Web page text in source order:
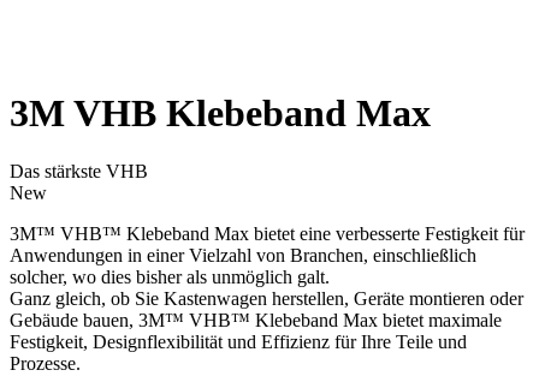
3M VHB Klebeband Max
Das stärkste VHB
New
3M™ VHB™ Klebeband Max bietet eine verbesserte Festigkeit für
Anwendungen in einer Vielzahl von Branchen, einschließlich
solcher, wo dies bisher als unmöglich galt.
Ganz gleich, ob Sie Kastenwagen herstellen, Geräte montieren oder
Gebäude bauen, 3M™ VHB™ Klebeband Max bietet maximale
Festigkeit, Designflexibilität und Effizienz für Ihre Teile und
Prozesse.